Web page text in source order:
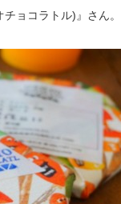
ョコラトル)』さん。